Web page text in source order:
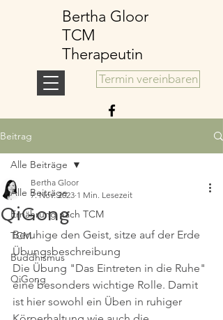
Termin vereinbaren
Bertha Gloor
TCM
Therapeutin
Beitrag
Alle Beiträge
Ernährung nach TCM
TCM
Buddhismus
QiGong
Alle Beiträge
QiGong
Bertha Gloor
7. Nov. 2023 1 Min. Lesezeit
Beruhige den Geist, sitze auf der Erde
Übungsbeschreibung
Die Übung "Das Eintreten in die Ruhe"
eine besonders wichtige Rolle. Damit
ist hier sowohl ein Üben in ruhiger